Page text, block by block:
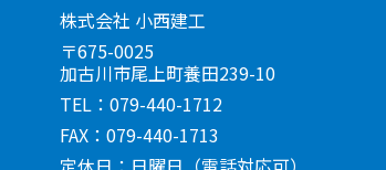
株式会社 小西建工
〒675-0025
加古川市尾上町養田239-10
TEL：079-440-1712
FAX：079-440-1713